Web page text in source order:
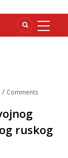
/ Comments
ruskog